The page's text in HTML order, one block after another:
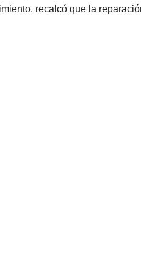
recalcó que la